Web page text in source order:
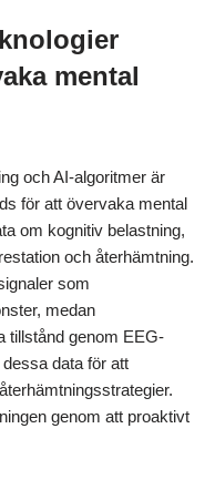
och hantera stress.
sina mentala tillstånd,
snabbare
en kritisk faktor för
mental
och AI-algoritmer är
för att övervaka mental
om kognitiv belastning,